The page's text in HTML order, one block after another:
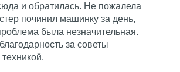
и обратилась. Не пожалела
починил машинку за день,
была незначительная.
за советы